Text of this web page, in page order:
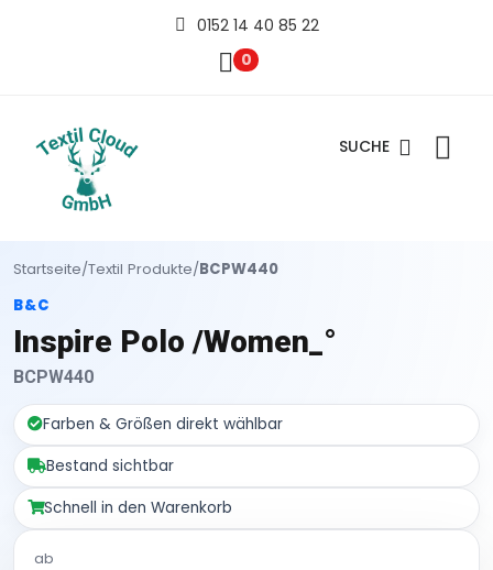
0152 14 40 85 22
0
SUCHE
Startseite/Textil Produkte/BCPW440
B&C
Inspire Polo /Women_°
BCPW440
Farben & Größen direkt wählbar
Bestand sichtbar
Schnell in den Warenkorb
ab